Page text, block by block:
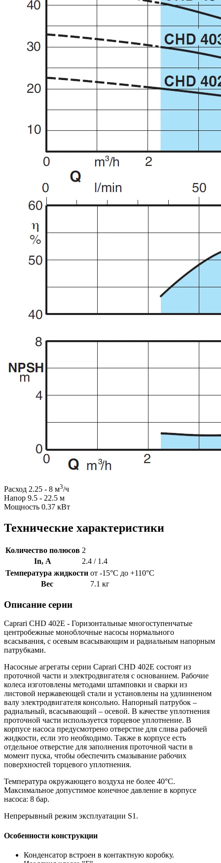
Расход 2.25 - 8 м3/ч
Напор 9.5 - 22.5 м
Мощность 0.37 кВт
Технические характеристики
Количество полюсов 2
In, А
2.4 / 1.4
Температура жидкости от -15°C до +110°C
Вес
7.1 кг
Описание серии
Caprari CHD 402E - Горизонтальные многоступенчатые
центробежные моноблочные насосы нормального
всасывания, с осевым всасывающим и радиальным напорным
патрубками.
Насосные агрегаты серии Caprari CHD 402E состоят из
проточной части и электродвигателя с основанием. Рабочие
колеса изготовлены методами штамповки и сварки из
листовой нержавеющей стали и установлены на удлинненом
валу электродвигателя консольно. Напорный патрубок –
радиальный, всасывающий – осевой. В качестве уплотнения
проточной части используется торцевое уплотнение. В
корпусе насоса предусмотрено отверстие для слива рабочей
жидкости, если это необходимо. Также в корпусе есть
отдельное отверстие для заполнения проточной части в
момент пуска, чтобы обеспечить смазывание рабочих
поверхностей торцевого уплотнения.
Температура окружающего воздуха не более 40°C.
Максимальное допустимое конечное давление в корпусе
насоса: 8 бар.
Непрерывный режим эксплуатации S1.
Особенности конструкции
Конденсатор встроен в контактную коробку.